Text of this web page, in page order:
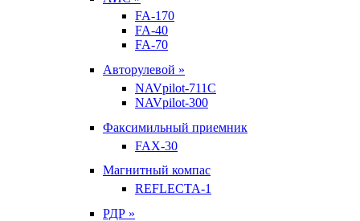
FA-170
FA-40
FA-70
Авторулевой »
NAVpilot-711С
NAVpilot-300
Факсимильный приемник
FAX-30
Магнитный компас
REFLECTA-1
РДР »